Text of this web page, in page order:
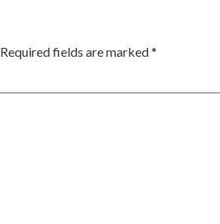
Required fields are marked*